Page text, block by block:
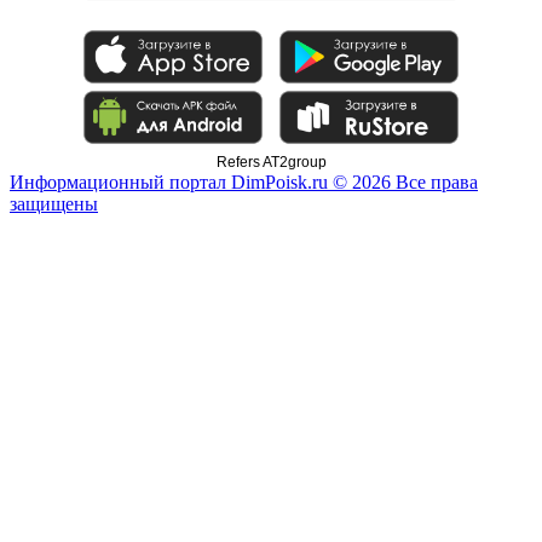
Refers AT2group
Информационный портал DimPoisk.ru © 2026 Все права
защищены